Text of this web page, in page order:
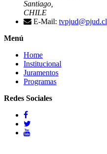
Santiago,
CHILE
E-Mail: tvpjud@pjud.cl
Menú
Home
Institucional
Juramentos
Programas
Redes Sociales